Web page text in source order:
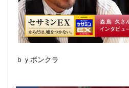
ｂｙボンクラ